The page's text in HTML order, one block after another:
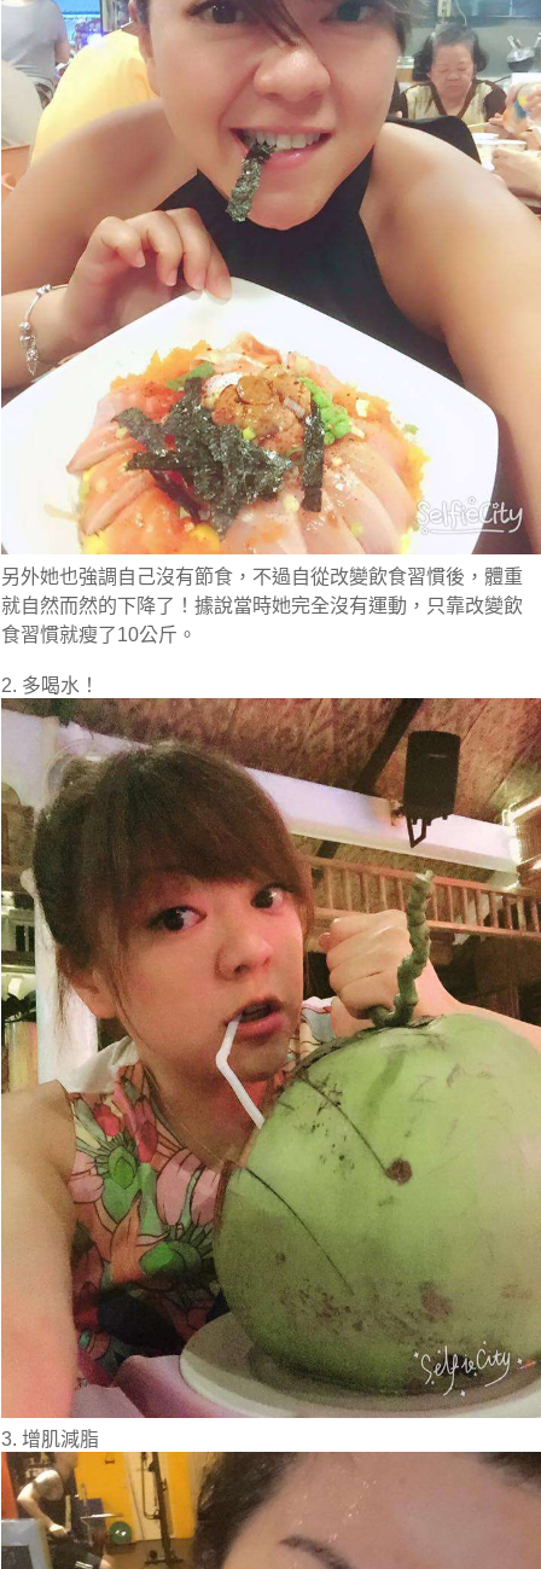
另外她也強調自己沒有節食，不過自從改變飲食習慣後，體重
就自然而然的下降了！據說當時她完全沒有運動，只靠改變飲
食習慣就瘦了10公斤。
2. 多喝水！
3. 增肌減脂